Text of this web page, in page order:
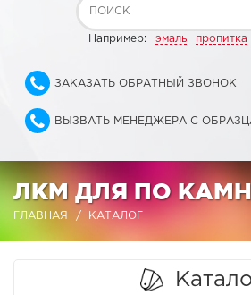
Например: эмаль пропитка
ЗАКАЗАТЬ ОБРАТНЫЙ ЗВОНОК
ВЫЗВАТЬ МЕНЕДЖЕРА С
ЛКМ ДЛЯ ПО
ГЛАВНАЯ КАТАЛОГ